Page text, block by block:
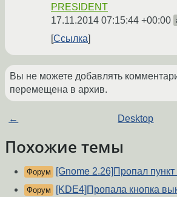
PRESIDENT
17.11.2014 07:15:44 +00:00
Ссылка
Вы не можете добавлять
перемещена в архив.
← Desktop
Похожие темы
Форум [Gnome 2.26]Пропал
Форум [KDE4]Пропала кнопка